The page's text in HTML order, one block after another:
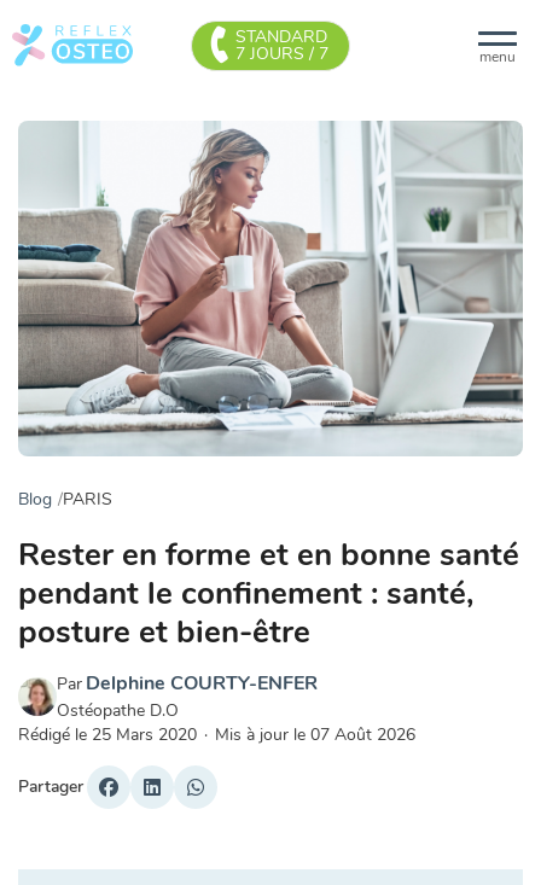
menu
STANDARD
7 JOURS / 7
Blog PARIS
Rester en forme et en bonne santé
pendant le confinement : santé,
posture et bien-être
Par Delphine COURTY-ENFER
Ostéopathe D.O
Rédigé le 25 Mars 2020 · Mis à jour le 07 Août 2026
Partager